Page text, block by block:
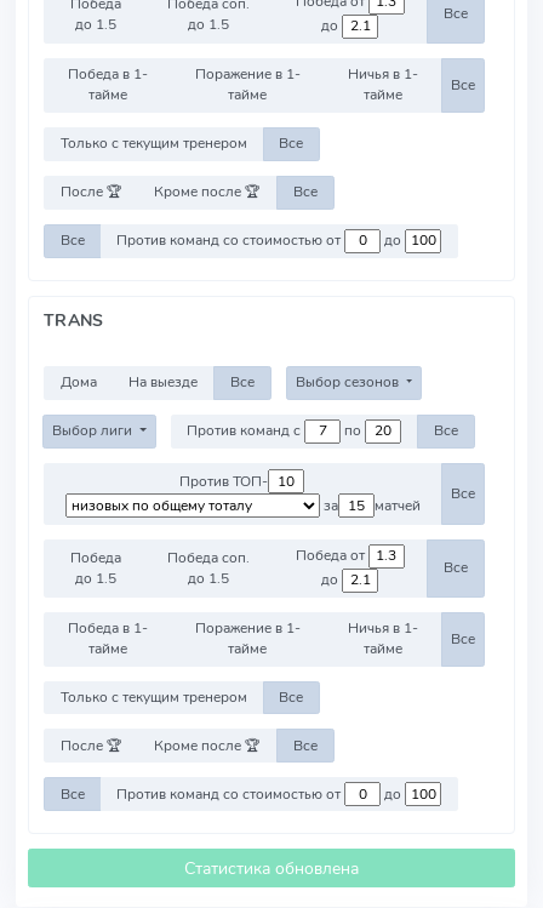
до 1.5
до 1.5
до
Все
Победа в 1-
тайме
Поражение в 1-
тайме
Ничья в 1-
тайме
Все
Только с текущим тренером Все
После 🏆 Кроме после 🏆 Все
Все Против команд со стоимостью от до
TRANS
Дома На выезде Все Выбор сезонов
Выбор лиги Против команд с по Все
Против ТОП-
за
матчей
Все
Победа
до 1.5
Победа соп.
до 1.5
Победа от
до
Все
Победа в 1-
тайме
Поражение в 1-
тайме
Ничья в 1-
тайме
Все
Только с текущим тренером Все
После 🏆 Кроме после 🏆 Все
Все Против команд со стоимостью от до
Статистика обновлена